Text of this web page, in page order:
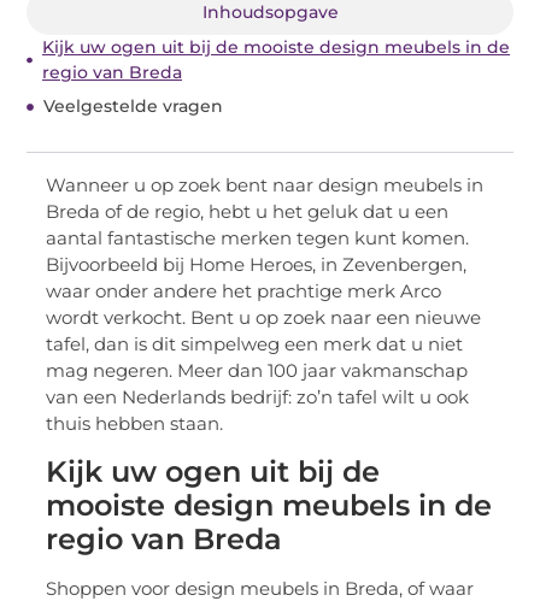
Inhoudsopgave
Kijk uw ogen uit bij de mooiste design meubels in de
regio van Breda
Veelgestelde vragen
Wanneer u op zoek bent naar design meubels in
Breda of de regio, hebt u het geluk dat u een
aantal fantastische merken tegen kunt komen.
Bijvoorbeeld bij Home Heroes, in Zevenbergen,
waar onder andere het prachtige merk Arco
wordt verkocht. Bent u op zoek naar een nieuwe
tafel, dan is dit simpelweg een merk dat u niet
mag negeren. Meer dan 100 jaar vakmanschap
van een Nederlands bedrijf: zo’n tafel wilt u ook
thuis hebben staan.
Kijk uw ogen uit bij de
mooiste design meubels in de
regio van Breda
Shoppen voor design meubels in Breda, of waar